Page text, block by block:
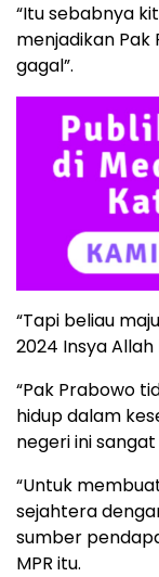
“Itu sebabnya
menjadikan Pak
gagal”.
“Tapi beliau
2024 Insya
“Pak Prabowo
hidup dalam
negeri ini
“Untuk
sejahtera
sumber
MPR itu.